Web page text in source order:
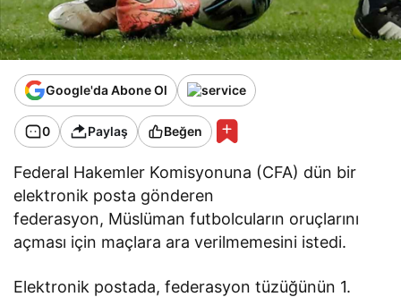
Google'da Abone Ol
0 Paylaş Beğen
Federal Hakemler Komisyonuna (CFA) dün bir
elektronik posta gönderen
federasyon, Müslüman futbolcuların oruçlarını
açması için maçlara ara verilmemesini istedi.
Elektronik postada, federasyon tüzüğünün 1.